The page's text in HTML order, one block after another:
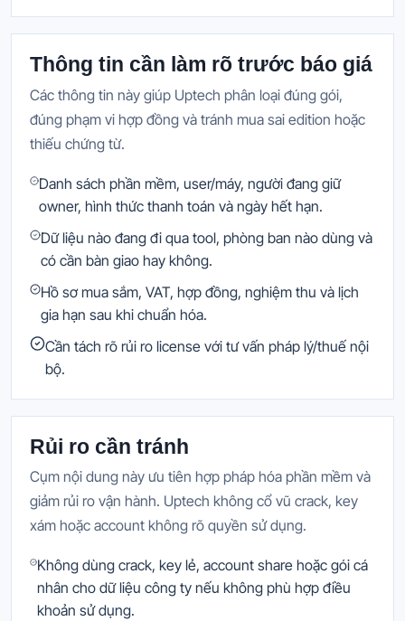
Thông tin cần làm rõ trước báo giá
Các thông tin này giúp Uptech phân loại đúng gói,
đúng phạm vi hợp đồng và tránh mua sai edition hoặc
thiếu chứng từ.
Danh sách phần mềm, user/máy, người đang giữ
owner, hình thức thanh toán và ngày hết hạn.
Dữ liệu nào đang đi qua tool, phòng ban nào dùng và
có cần bàn giao hay không.
Hồ sơ mua sắm, VAT, hợp đồng, nghiệm thu và lịch
gia hạn sau khi chuẩn hóa.
Cần tách rõ rủi ro license với tư vấn pháp lý/thuế nội
bộ.
Rủi ro cần tránh
Cụm nội dung này ưu tiên hợp pháp hóa phần mềm và
giảm rủi ro vận hành. Uptech không cổ vũ crack, key
xám hoặc account không rõ quyền sử dụng.
Không dùng crack, key lẻ, account share hoặc gói cá
nhân cho dữ liệu công ty nếu không phù hợp điều
khoản sử dụng.